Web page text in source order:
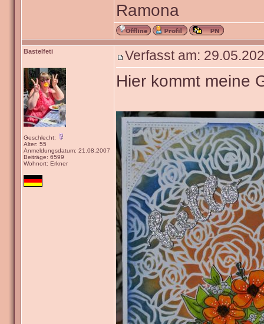
Ramona
Bastelfeti
Geschlecht:
Alter: 55
Anmeldungsdatum: 21.08.2007
Beiträge: 6599
Wohnort: Erkner
Verfasst am:
Hier kommt meine